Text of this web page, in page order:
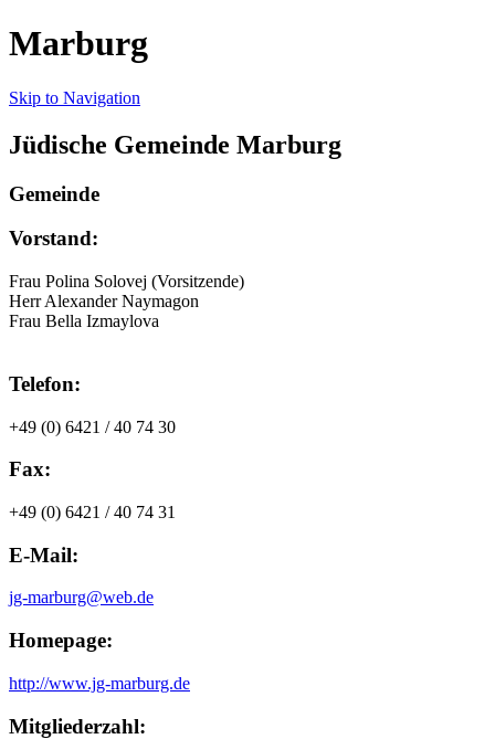
Marburg
Skip to Navigation
Jüdische Gemeinde Marburg
Gemeinde
Vorstand:
Frau Polina Solovej (Vorsitzende)
Herr Alexander Naymagon
Frau Bella Izmaylova
Telefon:
+49 (0) 6421 / 40 74 30
Fax:
+49 (0) 6421 / 40 74 31
E-Mail:
jg-marburg@web.de
Homepage:
http://www.jg-marburg.de
Mitgliederzahl: